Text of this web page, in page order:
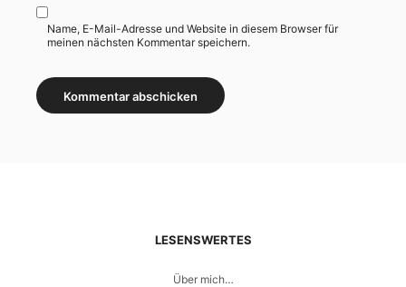
Name, E-Mail-Adresse und Website in diesem Browser für
meinen nächsten Kommentar speichern.
LESENSWERTES
Über mich…